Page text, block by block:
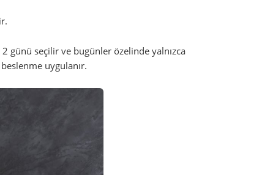
günü seçilir ve bugünler özelinde yalnızca
uygulanır.